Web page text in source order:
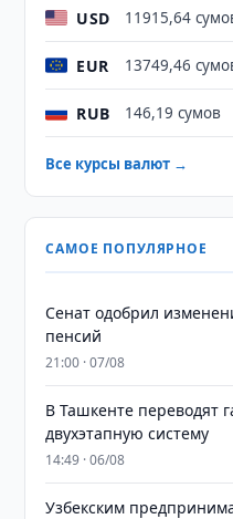
USD 11915,64
EUR 13749,46
RUB 146,19 сумов
Все курсы валют →
САМОЕ ПОПУЛЯРНОЕ
Сенат одобрил
пенсий
21:00 · 07/08
В Ташкенте переводят
двухэтапную систему
14:49 · 06/08
Узбекским